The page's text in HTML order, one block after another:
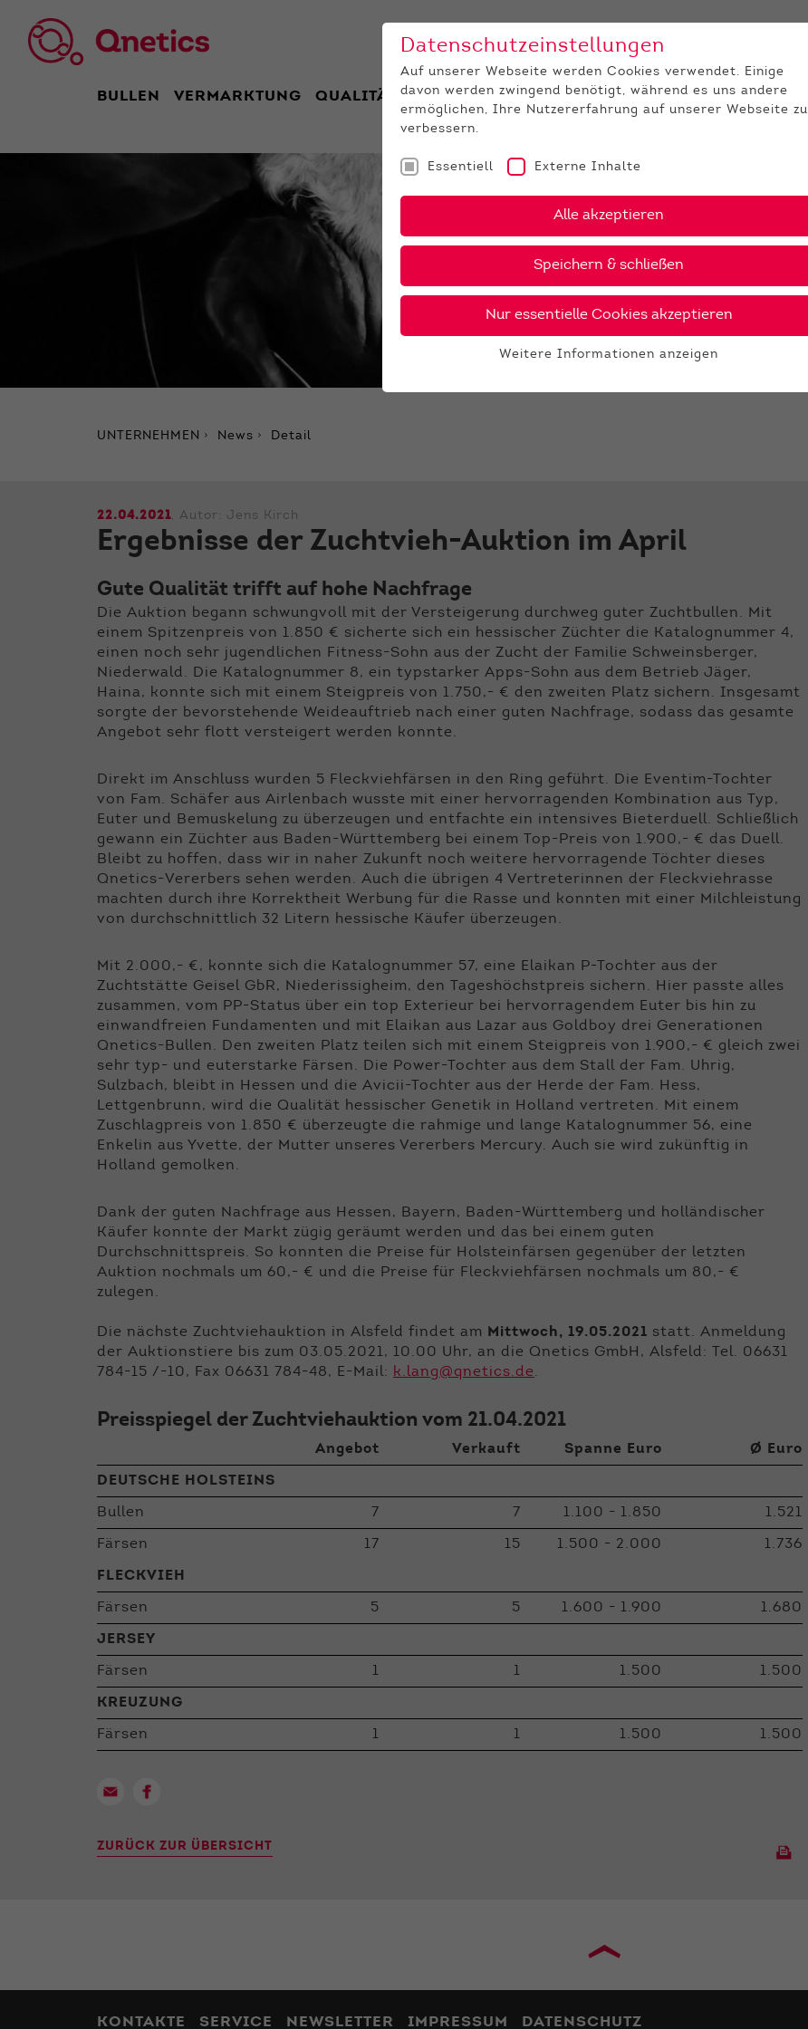
BULLEN VERMARKTUNG QUALITÄT JUNGZÜCHTER
UNTERNEHMEN News Detail
22.04.2021, Autor: Jens Kirch
Ergebnisse der Zuchtvieh-Auktion im April
Gute Qualität trifft auf hohe Nachfrage
Die Auktion begann schwungvoll mit der Versteigerung durchweg guter Zuchtbullen. Mit
einem Spitzenpreis von 1.850 € sicherte sich ein hessischer Züchter die Katalognummer 4,
einen noch sehr jugendlichen Fitness-Sohn aus der Zucht der Familie Schweinsberger,
Niederwald. Die Katalognummer 8, ein typstarker Apps-Sohn aus dem Betrieb Jäger,
Haina, konnte sich mit einem Steigpreis von 1.750,- € den zweiten Platz sichern. Insgesamt
sorgte der bevorstehende Weideauftrieb nach einer guten Nachfrage, sodass das gesamte
Angebot sehr flott versteigert werden konnte.
Direkt im Anschluss wurden 5 Fleckviehfärsen in den Ring geführt. Die Eventim-Tochter
von Fam. Schäfer aus Airlenbach wusste mit einer hervorragenden Kombination aus Typ,
Euter und Bemuskelung zu überzeugen und entfachte ein intensives Bieterduell. Schließlich
gewann ein Züchter aus Baden-Württemberg bei einem Top-Preis von 1.900,- € das Duell.
Bleibt zu hoffen, dass wir in naher Zukunft noch weitere hervorragende Töchter dieses
Qnetics-Vererbers sehen werden. Auch die übrigen 4 Vertreterinnen der Fleckviehrasse
machten durch ihre Korrektheit Werbung für die Rasse und konnten mit einer Milchleistung
von durchschnittlich 32 Litern hessische Käufer überzeugen.
Mit 2.000,- €, konnte sich die Katalognummer 57, eine Elaikan P-Tochter aus der
Zuchtstätte Geisel GbR, Niederissigheim, den Tageshöchstpreis sichern. Hier passte alles
zusammen, vom PP-Status über ein top Exterieur bei hervorragendem Euter bis hin zu
einwandfreien Fundamenten und mit Elaikan aus Lazar aus Goldboy drei Generationen
Qnetics-Bullen. Den zweiten Platz teilen sich mit einem Steigpreis von 1.900,- € gleich zwei
sehr typ- und euterstarke Färsen. Die Power-Tochter aus dem Stall der Fam. Uhrig,
Sulzbach, bleibt in Hessen und die Avicii-Tochter aus der Herde der Fam. Hess,
Lettgenbrunn, wird die Qualität hessischer Genetik in Holland vertreten. Mit einem
Zuschlagpreis von 1.850 € überzeugte die rahmige und lange Katalognummer 56, eine
Enkelin aus Yvette, der Mutter unseres Vererbers Mercury. Auch sie wird zukünftig in
Holland gemolken.
Dank der guten Nachfrage aus Hessen, Bayern, Baden-Württemberg und holländischer
Käufer konnte der Markt zügig geräumt werden und das bei einem guten
Durchschnittspreis. So konnten die Preise für Holsteinfärsen gegenüber der letzten
Auktion nochmals um 60,- € und die Preise für Fleckviehfärsen nochmals um 80,- €
zulegen.
Die nächste Zuchtviehauktion in Alsfeld findet am Mittwoch, 19.05.2021 statt. Anmeldung
der Auktionstiere bis zum 03.05.2021, 10.00 Uhr, an die Qnetics GmbH, Alsfeld: Tel. 06631
784-15 /-10, Fax 06631 784-48, E-Mail: k.lang@qnetics.de.
Preisspiegel der Zuchtviehauktion vom 21.04.2021
Angebot Verkauft Spanne Euro Ø Euro
DEUTSCHE HOLSTEINS
Bullen 7 7 1.100 - 1.850 1.521
Färsen 17 15 1.500 - 2.000 1.736
FLECKVIEH
Färsen 5 5 1.600 - 1.900 1.680
JERSEY
Färsen 1 1 1.500 1.500
KREUZUNG
Färsen 1 1 1.500 1.500
ZURÜCK ZUR ÜBERSICHT
›
KONTAKTE SERVICE NEWSLETTER IMPRESSUM DATENSCHUTZ
Datenschutzeinstellungen
Auf unserer Webseite werden Cookies verwendet. Einige
davon werden zwingend benötigt, während es uns andere
ermöglichen, Ihre Nutzererfahrung auf unserer Webseite zu
verbessern.
Essentiell Externe Inhalte
Alle akzeptieren
Speichern & schließen
Nur essentielle Cookies akzeptieren
Laufzeit 1 Jahr
Zweck
Wir verwenden auf unserer Website externe Inhalte, um
Ihnen zusätzliche Informationen anzubieten.
Weitere Informationen anzeigen